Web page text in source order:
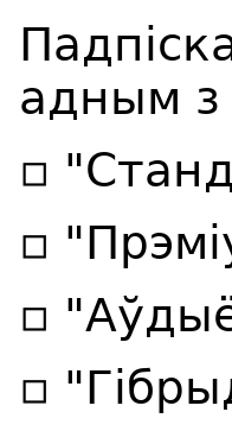
адным
▫️
▫️
▫️
▫️